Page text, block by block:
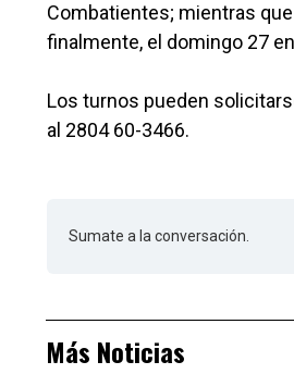
Combatientes; mientras
finalmente, el domingo 27
Los turnos pueden
al 2804 60-3466.
Sumate a la conversación.
Más Noticias